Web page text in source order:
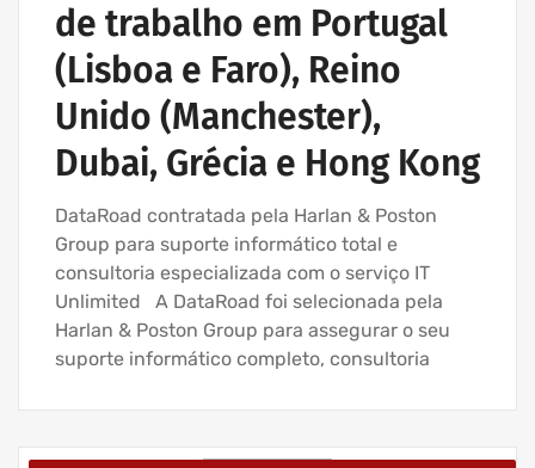
de trabalho em Portugal
(Lisboa e Faro), Reino
Unido (Manchester),
Dubai, Grécia e Hong Kong
DataRoad contratada pela Harlan & Poston
Group para suporte informático total e
consultoria especializada com o serviço IT
Unlimited A DataRoad foi selecionada pela
Harlan & Poston Group para assegurar o seu
suporte informático completo, consultoria